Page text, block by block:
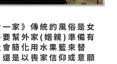
家》傳統的風俗是女
幫外家(姻親)準備有
簡化用水果籃來替
是以喪家信仰或意願